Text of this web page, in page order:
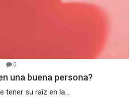
0
una buena persona?
tener su raíz en la...